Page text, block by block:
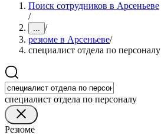
Поиск сотрудников в Арсеньеве
/
... /
резюме в Арсеньеве/
специалист отдела по персоналу
специалист отдела по персоналу
Резюме